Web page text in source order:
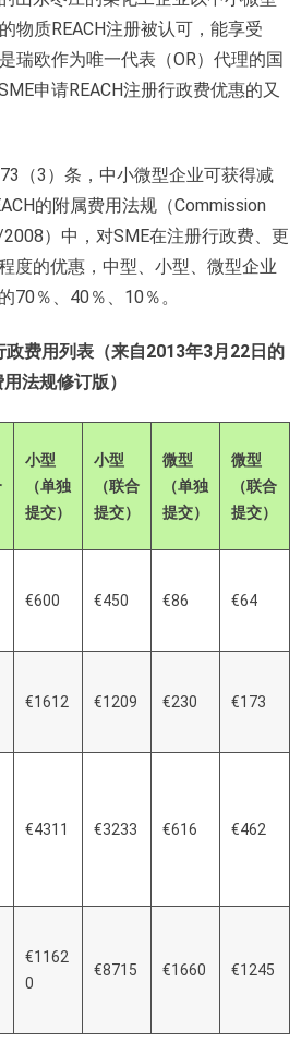
物质REACH注册被认可，能享受
瑞欧作为唯一代表（OR）代理的国
申请REACH注册行政费优惠的又
（3）条，中小微型企业可获得减
的附属费用法规（Commission
）中，对SME在注册行政费、更
度的优惠，中型、小型、微型企业
70％、40％、10％。
政费用列表（来自2013年3月22日的
法规修订版）
小型
（单独
提交）
小型
（联合
提交）
微型
（单独
提交）
微型
（联合
提交）
€600 €450 €86 €64
€1612 €1209 €230 €173
€4311 €3233 €616 €462
€1162
0
€8715 €1660 €1245